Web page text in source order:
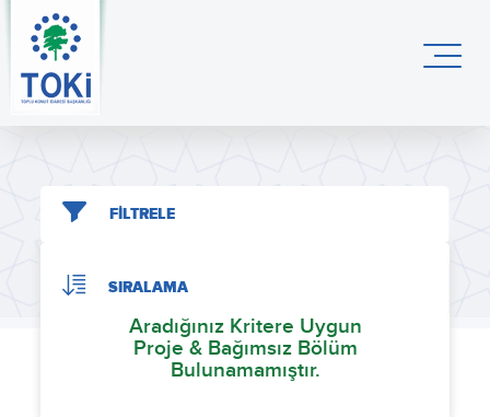
FİLTRELE
SIRALAMA
Aradığınız Kritere Uygun
Proje & Bağımsız Bölüm
Bulunamamıştır.